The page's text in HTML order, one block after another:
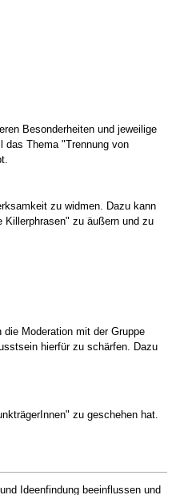
Besonderheiten und jeweilige
das Thema "Trennung von
zu widmen. Dazu kann
Killerphrasen" zu äußern und zu
die Moderation mit der Gruppe
hierfür zu schärfen. Dazu
zu geschehen hat.
Ideenfindung beeinflussen und